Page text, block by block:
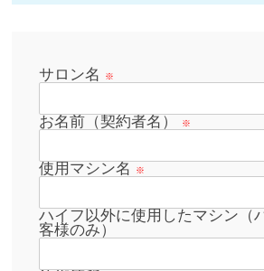
サロン名 ※
お名前（契約者名） ※
使用マシン名 ※
ハイフ以外に使用したマシン（
客様のみ）